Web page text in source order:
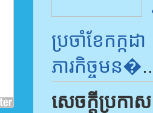
ប្រចាំខែកក្ក
ភារកិច្ចមន�
សេចក្តីប្រកា